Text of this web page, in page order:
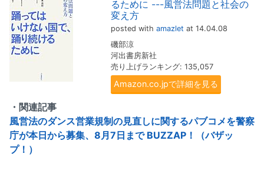
るために ---風営法問題と社会の
変え方
posted with amazlet at 14.04.08
磯部涼
河出書房新社
売り上げランキング: 135,057
Amazon.co.jpで詳細を見る
・関連記事
風営法のダンス営業規制の見直しに関するパブコメを警察
庁が本日から募集、8月7日まで BUZZAP！（バザッ
プ！）